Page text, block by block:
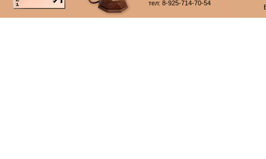
тел: 8-925-714-70-54